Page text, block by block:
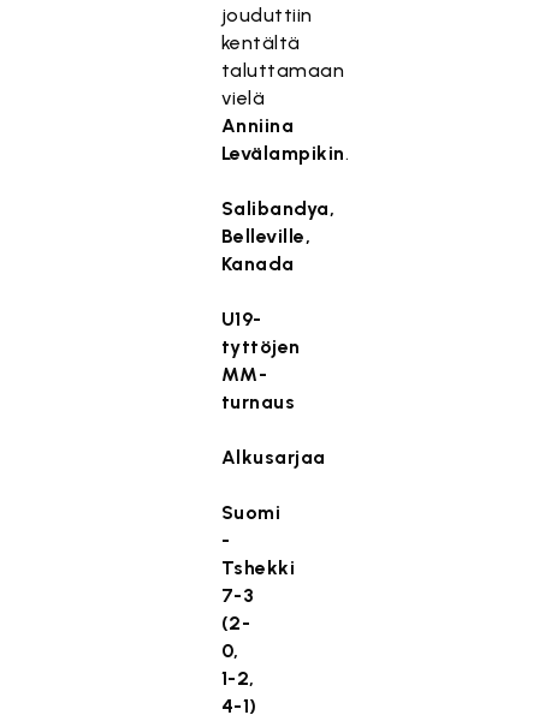
jouduttiin
kentältä
taluttamaan
vielä
Anniina
Levälampikin.
Salibandya,
Belleville,
Kanada
U19-
tyttöjen
MM-
turnaus
Alkusarjaa
Suomi
-
Tshekki
7-3
(2-
0,
1-2,
4-1)